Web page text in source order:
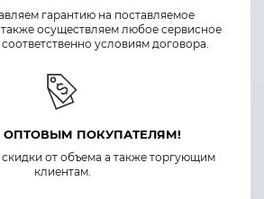
гарантию на поставляемое
осуществляем любое сервисное
условиям договора.
ОПТОВЫМ ПОКУПАТЕЛЯМ!
от объема а также торгующим
клиентам.